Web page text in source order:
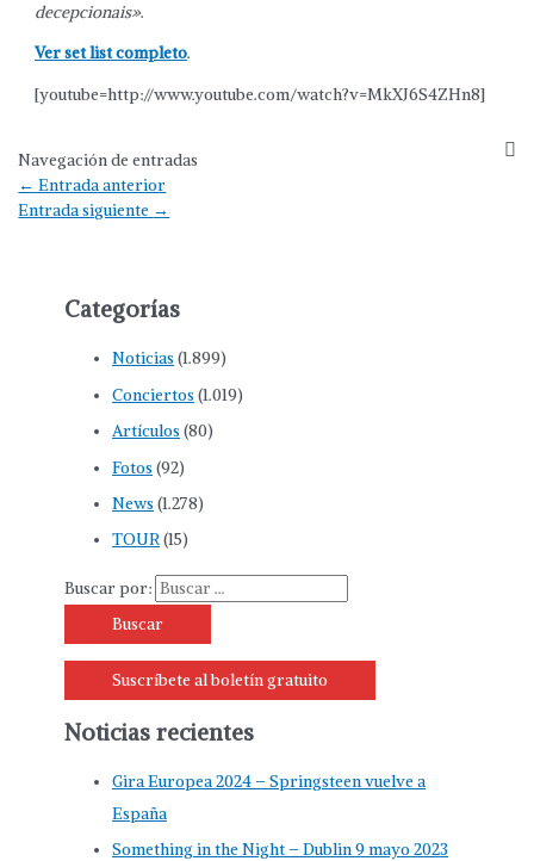
decepcionais».
Ver set list completo.
[youtube=http://www.youtube.com/watch?v=MkXJ6S4ZHn8]
Navegación de entradas
← Entrada anterior
Entrada siguiente →
Categorías
Noticias (1.899)
Conciertos (1.019)
Artículos (80)
Fotos (92)
News (1.278)
TOUR(15)
Buscar por:
Suscríbete al boletín gratuito
Noticias recientes
Gira Europea 2024 – Springsteen vuelve a
España
Something in the Night – Dublin 9 mayo 2023